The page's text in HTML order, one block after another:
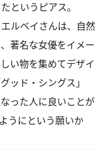
というピアス。
ルベイさんは、自然
著名な女優をイメー
い物を集めてデザイ
ッド・シングス」
った人に良いことが
うにという願いか